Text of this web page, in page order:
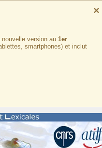
×
version au 1er
smartphones) et inclut